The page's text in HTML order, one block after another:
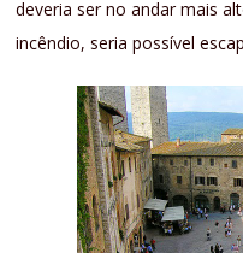
deveria ser no andar mais
incêndio, seria possível